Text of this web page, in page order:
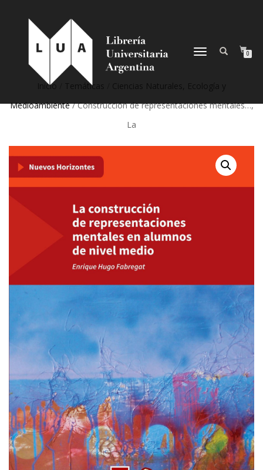
NAVEGACIÓN
0
Inicio Temáticas
Medioambiente/ Construcción de representaciones mentales…,
La